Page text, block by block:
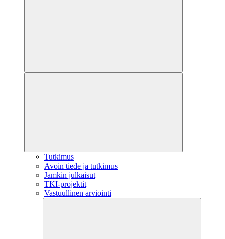
Tutkimus
Avoin tiede ja tutkimus
Jamkin julkaisut
TKI-projektit
Vastuullinen arviointi